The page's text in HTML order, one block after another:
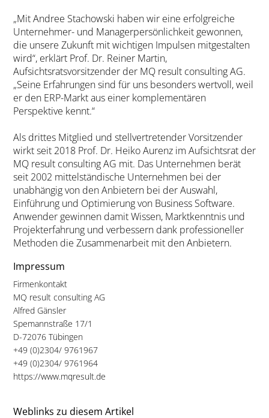
„Mit Andree Stachowski haben wir eine erfolgreiche
Unternehmer- und Managerpersönlichkeit gewonnen,
die unsere Zukunft mit wichtigen Impulsen mitgestalten
wird“, erklärt Prof. Dr. Reiner Martin,
Aufsichtsratsvorsitzender der MQ result consulting AG.
„Seine Erfahrungen sind für uns besonders wertvoll, weil
er den ERP-Markt aus einer komplementären
Perspektive kennt.“
Als drittes Mitglied und stellvertretender Vorsitzender
wirkt seit 2018 Prof. Dr. Heiko Aurenz im Aufsichtsrat der
MQ result consulting AG mit. Das Unternehmen berät
seit 2002 mittelständische Unternehmen bei der
unabhängig von den Anbietern bei der Auswahl,
Einführung und Optimierung von Business Software.
Anwender gewinnen damit Wissen, Marktkenntnis und
Projekterfahrung und verbessern dank professioneller
Methoden die Zusammenarbeit mit den Anbietern.
Impressum
Firmenkontakt
MQ result consulting AG
Alfred Gänsler
Spemannstraße 17/1
D-72076 Tübingen
+49 (0)2304/ 9761967
+49 (0)2304/ 9761964
https://www.mqresult.de
Weblinks zu diesem Artikel